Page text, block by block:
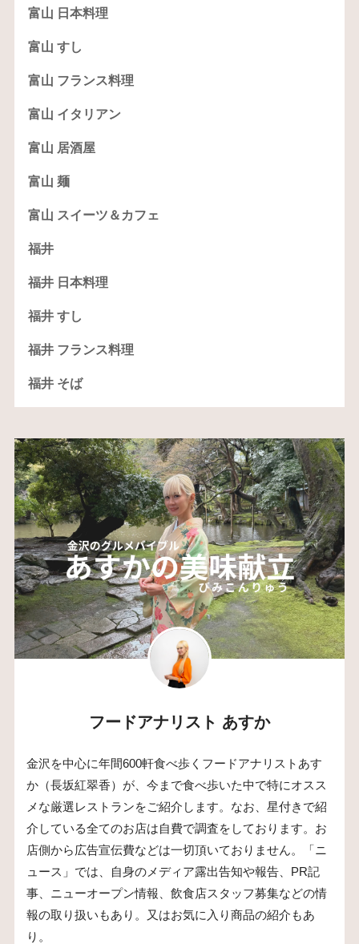
富山 日本料理
富山 すし
富山 フランス料理
富山 イタリアン
富山 居酒屋
富山 麺
富山 スイーツ＆カフェ
福井
福井 日本料理
福井 すし
福井 フランス料理
福井 そば
フードアナリスト あすか
金沢を中心に年間600軒食べ歩くフードアナリストあす
か（長坂紅翠香）が、今まで食べ歩いた中で特にオスス
メな厳選レストランをご紹介します。なお、星付きで紹
介している全てのお店は自費で調査をしております。お
店側から広告宣伝費などは一切頂いておりません。「ニ
ュース」では、自身のメディア露出告知や報告、PR記
事、ニューオープン情報、飲食店スタッフ募集などの情
報の取り扱いもあり。又はお気に入り商品の紹介もあ
り。